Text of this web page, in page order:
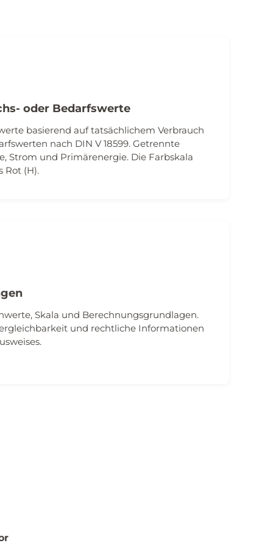
oder Bedarfswerte
basierend auf tatsächlichem Verbrauch
nach DIN V 18599. Getrennte
Strom und Primärenergie. Die Farbskala
Rot (H).
Skala und Berechnungsgrundlagen.
und rechtliche Informationen